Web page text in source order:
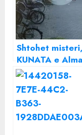
Shtohet misteri,
KUNATA e Alma
Arrazit tregon